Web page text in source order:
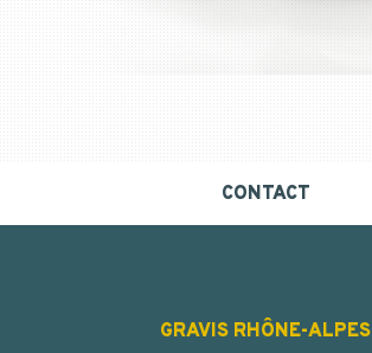
CONTACT
GRAVIS RHÔNE-ALPES